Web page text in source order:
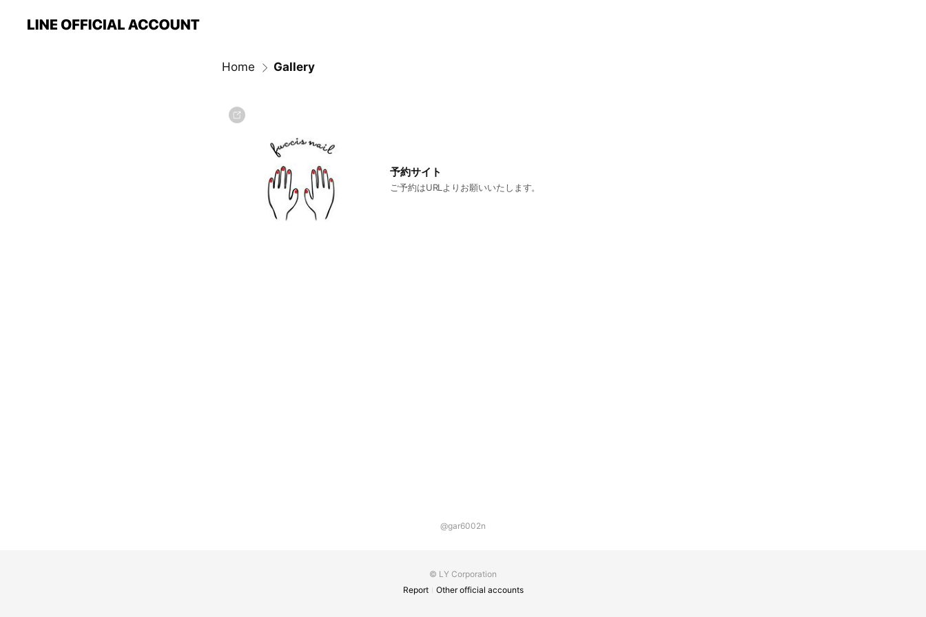
Home Gallery
予約サイト
ご予約はURLよりお願いいたします。
@gar6002n
© LY Corporation
Report
Other official accounts